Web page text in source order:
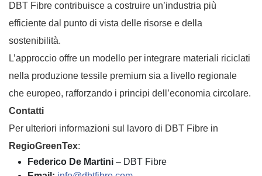
DBT Fibre contribuisce a costruire un’industria più
efficiente dal punto di vista delle risorse e della
sostenibilità.
L’approccio offre un modello per integrare materiali riciclati
nella produzione tessile premium sia a livello regionale
che europeo, rafforzando i principi dell’economia circolare.
Contatti
Per ulteriori informazioni sul lavoro di DBT Fibre in
RegioGreenTex:
Federico De Martini – DBT Fibre